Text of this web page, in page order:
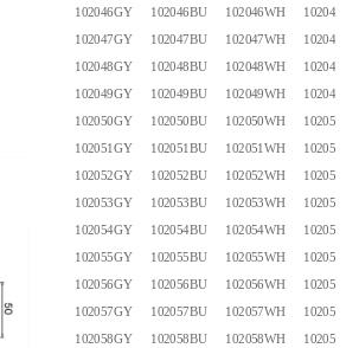
102046GY 102046BU 102046WH
102046BK
102047GY
102047BU 102047WH
102047BK
102048GY
102048BU 102048WH
102048BK
102049GY
102049BU 102049WH
102049BK
102050GY
102050BU 102050WH
102050BK
102051GY
102051BU 102051WH
102051BK
102052GY
102052BU 102052WH
102052BK
102053GY
102053BU 102053WH
102053BK
102054GY
102054BU 102054WH
102054BK
102055GY
102055BU 102055WH
102055BK
102056GY
102056BU 102056WH
102056BK
102057GY
102057BU 102057WH
102057BK
102058GY
102058BU 102058WH
102058BK